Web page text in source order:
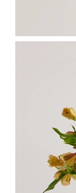
떡잎은 초